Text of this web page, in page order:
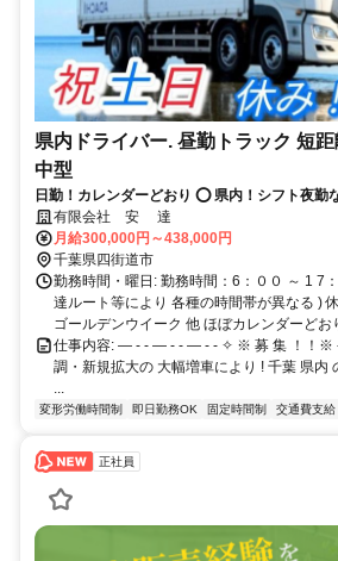
県内ドライバー. 昼勤トラック 短
中型
日勤！カレンダーどおり ⭕ 県内！シフト夜勤なし ! ⭕ 土日祝は
✨ 普通免許OK！千葉市, 佐倉, 四街道の近距離
有限会社 安 達
月給300,000円～438,000円
千葉県四街道市
勤務時間・曜日: 勤務時間：6：００ ～ 1 7
達ルート等により 各種の時間帯が異なる )
ゴールデンウイーク 他 ほぼカレンダーどお
仕事内容: ― - - ― - - ― - - ✧ ※ 募 集 ！！※
調・新規拡大の 大幅増車により ! 千葉 県内
...
変形労働時間制 即日勤務OK 固定時間制 交通費支給
正社員